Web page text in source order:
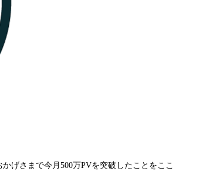
げさまで今月500万PVを突破したことをここ